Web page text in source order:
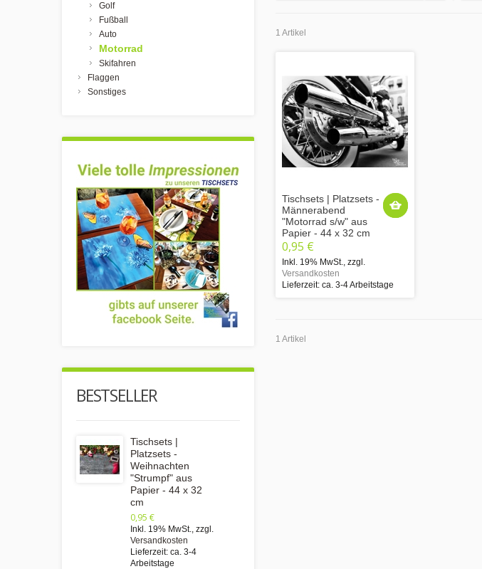
1 Artikel
Tischsets | Platzsets -
Männerabend
"Motorrad s/w" aus
Papier - 44 x 32 cm
0,95 €
Inkl. 19% MwSt. zzgl.
Versandkosten
Lieferzeit: ca. 3-4 Arbeitstage
1 Artikel
Golf
Fußball
Auto
Motorrad
Skifahren
Flaggen
Sonstiges
BESTSELLER
Tischsets |
Platzsets -
Weihnachten
"Strumpf" aus
Papier - 44 x 32
cm
0,95 €
Inkl. 19% MwSt., zzgl.
Versandkosten
Lieferzeit: ca. 3-4
Arbeitstage